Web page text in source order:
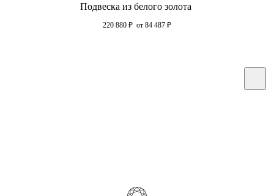
Подвеска из белого золота
220 880 ₽ от 84 487 ₽